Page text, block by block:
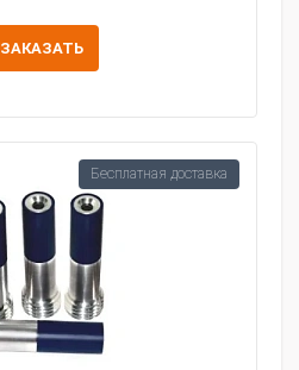
ЗАКАЗАТЬ
Бесплатная доставка